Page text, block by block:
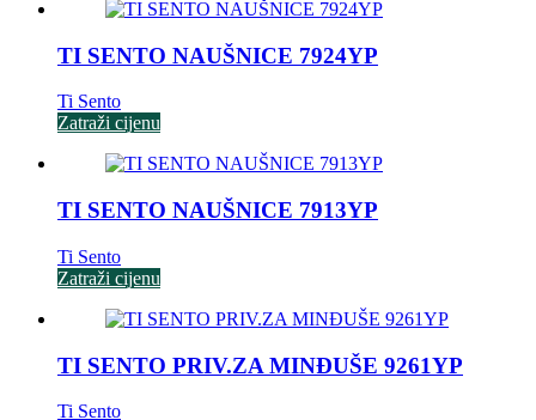
TI SENTO NAUŠNICE 7924YP
Ti Sento
Zatraži cijenu
TI SENTO NAUŠNICE 7913YP
Ti Sento
Zatraži cijenu
TI SENTO PRIV.ZA MINĐUŠE 9261YP
Ti Sento